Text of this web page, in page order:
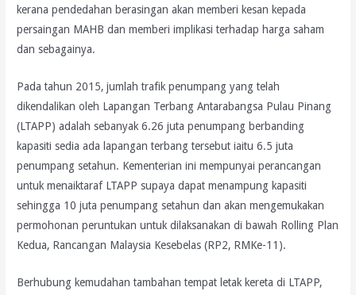
kerana pendedahan berasingan akan memberi kesan kepada
persaingan MAHB dan memberi implikasi terhadap harga saham
dan sebagainya.
Pada tahun 2015, jumlah trafik penumpang yang telah
dikendalikan oleh Lapangan Terbang Antarabangsa Pulau Pinang
(LTAPP) adalah sebanyak 6.26 juta penumpang berbanding
kapasiti sedia ada lapangan terbang tersebut iaitu 6.5 juta
penumpang setahun. Kementerian ini mempunyai perancangan
untuk menaiktaraf LTAPP supaya dapat menampung kapasiti
sehingga 10 juta penumpang setahun dan akan mengemukakan
permohonan peruntukan untuk dilaksanakan di bawah Rolling Plan
Kedua, Rancangan Malaysia Kesebelas (RP2, RMKe-11).
Berhubung kemudahan tambahan tempat letak kereta di LTAPP,